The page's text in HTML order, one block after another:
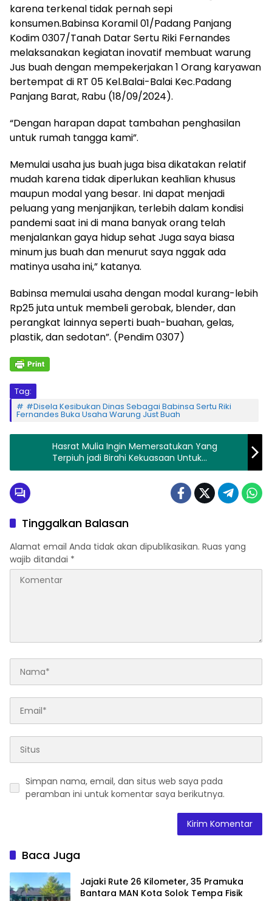
karena terkenal tidak pernah sepi
konsumen.Babinsa Koramil 01/Padang Panjang
Kodim 0307/Tanah Datar Sertu Riki Fernandes
melaksanakan kegiatan inovatif membuat warung
Jus buah dengan mempekerjakan 1 Orang karyawan
bertempat di RT 05 Kel.Balai-Balai Kec.Padang
Panjang Barat, Rabu (18/09/2024).
“Dengan harapan dapat tambahan penghasilan
untuk rumah tangga kami”.
Memulai usaha jus buah juga bisa dikatakan relatif
mudah karena tidak diperlukan keahlian khusus
maupun modal yang besar. Ini dapat menjadi
peluang yang menjanjikan, terlebih dalam kondisi
pandemi saat ini di mana banyak orang telah
menjalankan gaya hidup sehat Juga saya biasa
minum jus buah dan menurut saya nggak ada
matinya usaha ini,” katanya.
Babinsa memulai usaha dengan modal kurang-lebih
Rp25 juta untuk membeli gerobak, blender, dan
perangkat lainnya seperti buah-buahan, gelas,
plastik, dan sedotan”. (Pendim 0307)
Tag:
#Disela Kesibukan Dinas Sebagai Babinsa Sertu Riki
Fernandes Buka Usaha Warung Just Buah
Hasrat Mulia Ingin Memersatukan Yang
Terpiuh jadi Birahi Kekuasaan Untuk
Menaklukkan
Tinggalkan Balasan
Alamat email Anda tidak akan dipublikasikan. Ruas yang
wajib ditandai *
Simpan nama, email, dan situs web saya pada
peramban ini untuk komentar saya berikutnya.
Baca Juga
Jajaki Rute 26 Kilometer, 35 Pramuka
Bantara MAN Kota Solok Tempa Fisik